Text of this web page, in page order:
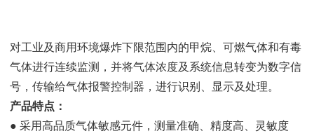
对工业及商用环境爆炸下限范围内的甲烷、可燃气体和有毒
气体进行连续监测，并将气体浓度及系统信息转变为数字信
号，传输给气体报警控制器，进行识别、显示及处理。
产品特点：
● 采用高品质气体敏感元件，测量准确、精度高、灵敏度